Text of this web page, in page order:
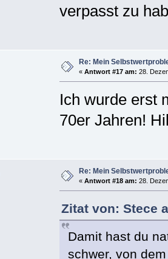
verpasst zu
Re: Mein
« Antwort #17 am: 28.
Ich wurde erst
70er Jahren!
Re: Mein
« Antwort #18 am: 28.
Zitat von: Stece
Damit hast du
schwer, von